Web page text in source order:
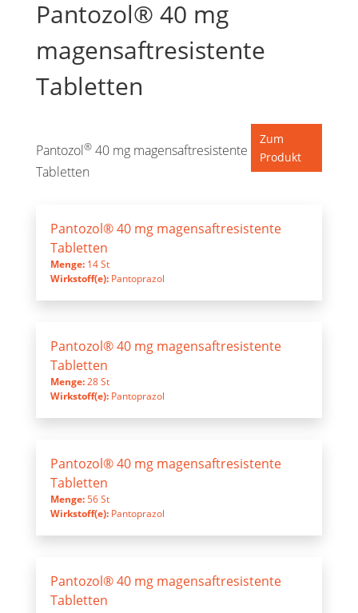
Pantozol® 40 mg
magensaftresistente
Tabletten
Pantozol® 40 mg magensaftresistente
Tabletten
Zum
Produkt
Pantozol® 40 mg magensaftresistente
Tabletten
Menge: 14 St
Wirkstoff(e): Pantoprazol
Pantozol® 40 mg magensaftresistente
Tabletten
Menge:28 St
Wirkstoff(e): Pantoprazol
Pantozol® 40 mg magensaftresistente
Tabletten
Menge:56 St
Wirkstoff(e): Pantoprazol
Pantozol® 40 mg magensaftresistente
Tabletten